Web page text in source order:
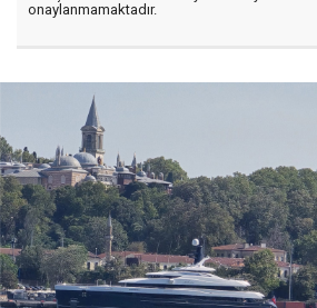
onaylanmamaktadır.